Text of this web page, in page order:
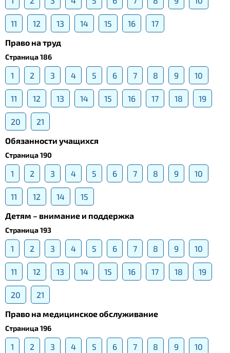
11 12 13 14 15 16
17
Право на труд
Страница 186
1 2 3 4 5 6 7 8 9 10
11 12 13 14 15 16 17 18 19
20
21
Обязанности учащихся
Страница 190
1 2 3 4 5 6 7 8 9 10
11 12 14
15
Детям – внимание и поддержка
Страница 193
1 2 3 4 5 6 7 8 9 10
11 12 13 14 15 16 17 18 19
20
21
Право на медицинское обслуживание
Страница 196
1 2 3 4 5 6 7 8 9 10